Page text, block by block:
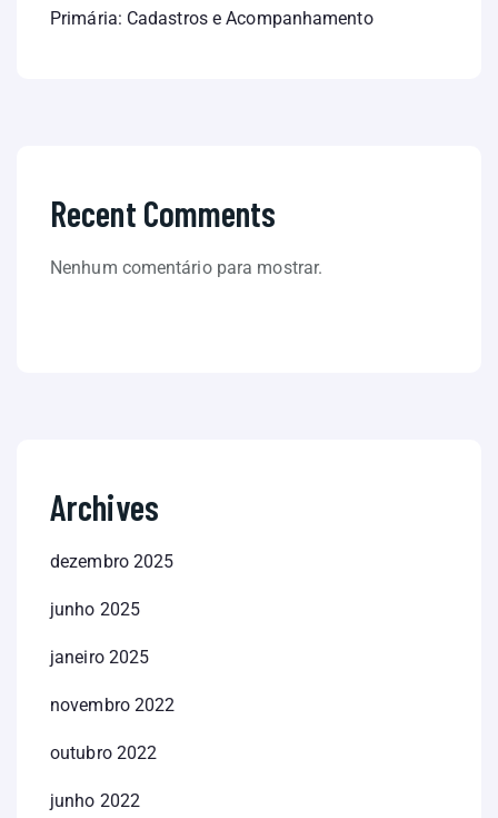
Primária: Cadastros e Acompanhamento
Recent Comments
Nenhum comentário para mostrar.
Archives
dezembro 2025
junho 2025
janeiro 2025
novembro 2022
outubro 2022
junho 2022